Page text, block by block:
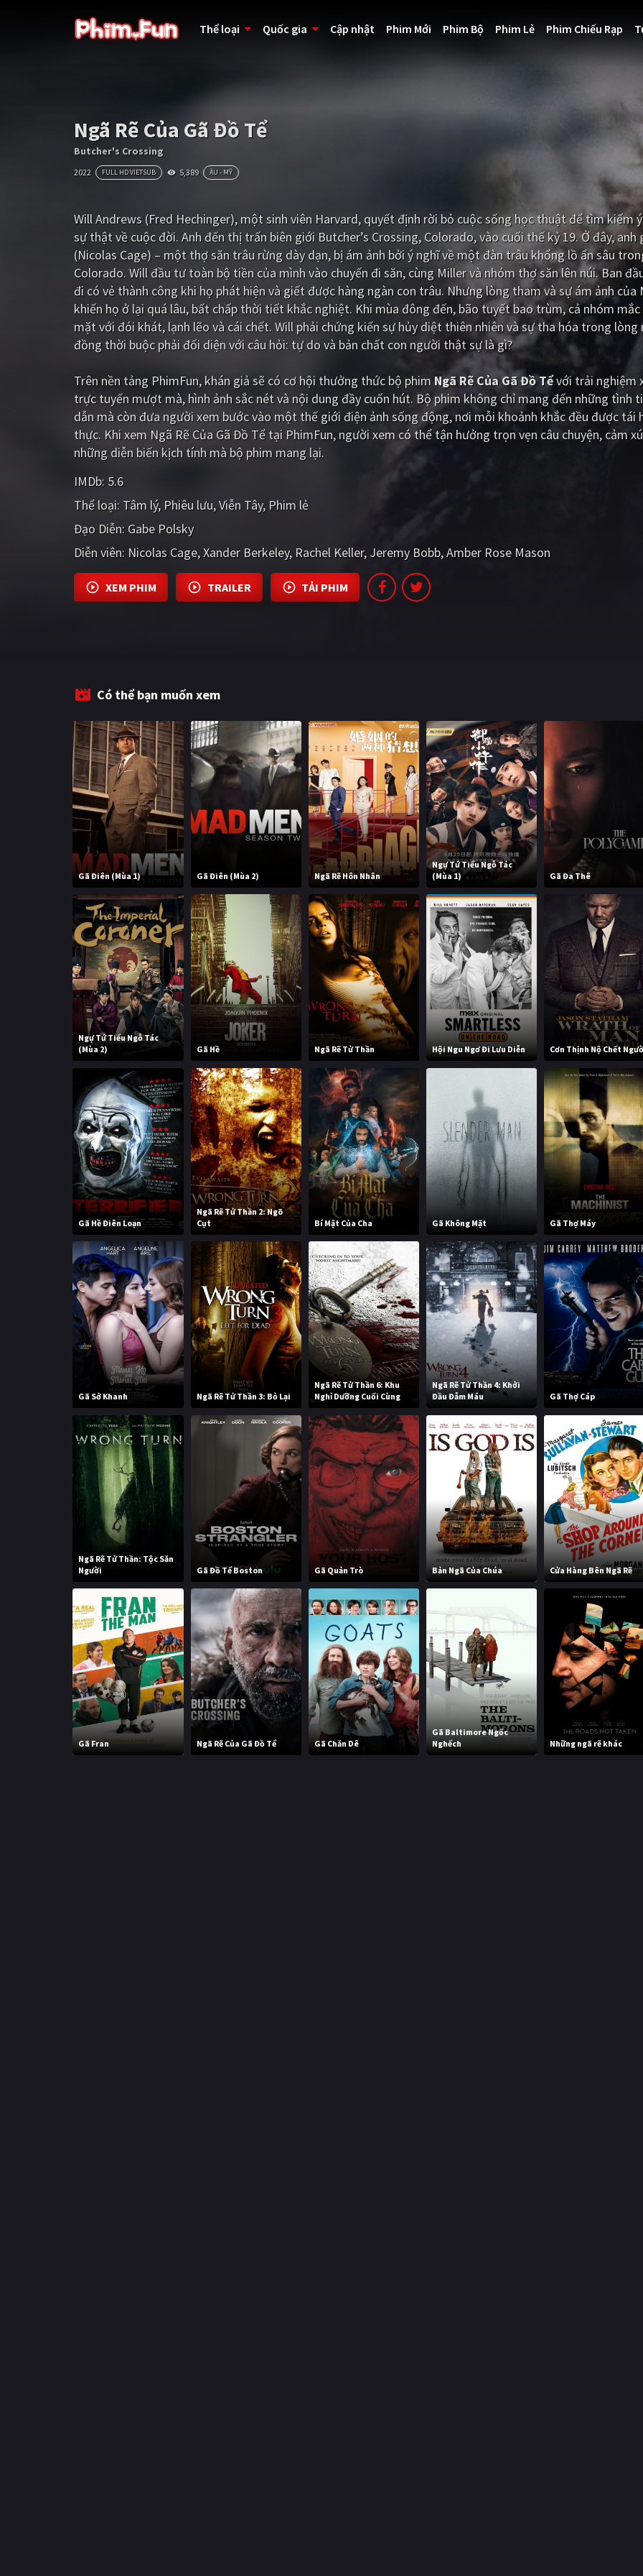
Thể loại Quốc gia Cập nhật Phim Mới Phim Bộ Phim Lẻ Phim Chiếu Rạp
Ngã Rẽ Của Gã Đồ Tể
Butcher's Crossing
2022 FULL HD VIETSUB 5,389 ÂU - MỸ
Will Andrews (Fred Hechinger), một sinh viên Harvard, quyết định rời bỏ cuộc sống học thuật để tìm kiếm
sự thật về cuộc đời. Anh đến thị trấn biên giới Butcher’s Crossing, Colorado, vào cuối thế kỷ 19. Ở đây, anh
(Nicolas Cage) – một thợ săn trâu rừng dày dạn, bị ám ảnh bởi ý nghĩ về một đàn trâu khổng lồ ẩn sâu
Colorado. Will đầu tư toàn bộ tiền của mình vào chuyến đi săn, cùng Miller và nhóm thợ săn lên núi. Ban
đi có vẻ thành công khi họ phát hiện và giết được hàng ngàn con trâu. Nhưng lòng tham và sự ám ảnh của
khiến họ ở lại quá lâu, bất chấp thời tiết khắc nghiệt. Khi mùa đông đến, bão tuyết bao trùm, cả nhóm
mặt với đói khát, lạnh lẽo và cái chết. Will phải chứng kiến sự hủy diệt thiên nhiên và sự tha hóa trong lòng
đồng thời buộc phải đối diện với câu hỏi: tự do và bản chất con người thật sự là gì?
Trên nền tảng PhimFun, khán giả sẽ có cơ hội thưởng thức bộ phim Ngã Rẽ Của Gã Đồ Tểvới trải nghiệm
trực tuyến mượt mà, hình ảnh sắc nét và nội dung đầy cuốn hút. Bộ phim không chỉ mang đến những tình
dẫn mà còn đưa người xem bước vào một thế giới điện ảnh sống động, nơi mỗi khoảnh khắc đều được tái
thực. Khi xem Ngã Rẽ Của Gã Đồ Tể tại PhimFun, người xem có thể tận hưởng trọn vẹn câu chuyện, cảm
những diễn biến kịch tính mà bộ phim mang lại.
IMDb: 5.6
Thể loại: Tâm lý Phiêu lưu Viễn Tây Phim lẻ
Đạo Diễn: Gabe Polsky
Diễn viên: Nicolas Cage Xander Berkeley Rachel Keller Jeremy Bobb Amber Rose Mason
XEM PHIM TRAILER TẢI PHIM
Có thể bạn muốn xem
Gã Điên (Mùa 1) Gã Điên (Mùa 2) Ngã Rẽ Hôn Nhân
Ngự Tứ Tiểu Ngỗ Tác
(Mùa 1)
Gã Đa Thê
Ngự Tứ Tiểu Ngỗ Tác
(Mùa 2)
Gã Hề Ngã Rẽ Tử Thần Hội Ngu Ngơ Đi Lưu Diễn Cơn Thịnh Nộ Chết
Gã Hề Điên Loạn
Ngã Rẽ Tử Thần 2: Ngõ
Cụt
Bí Mật Của Cha Gã Không Mặt Gã Thợ Máy
Gã Sở Khanh Ngã Rẽ Tử Thần 3: Bỏ Lại
Ngã Rẽ Tử Thần 6: Khu
Nghỉ Dưỡng Cuối Cùng
Ngã Rẽ Tử Thần 4: Khởi
Đầu Đẫm Máu
Gã Thợ Cáp
Ngã Rẽ Tử Thần: Tộc Săn
Người
Gã Đồ Tể Boston Gã Quản Trò Bản Ngã Của Chúa Cửa Hàng Bên Ngã Rẽ
Gã Fran Ngã Rẽ Của Gã Đồ Tể Gã Chăn Dê
Gã Baltimore Ngốc
Nghếch
Những ngã rẽ khác